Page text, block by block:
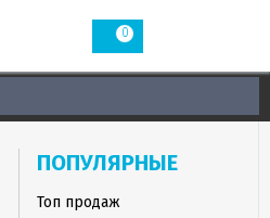
0
ПОПУЛЯРНЫЕ
Топ продаж